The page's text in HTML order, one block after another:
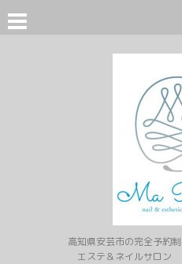
高知県安芸市の完全予約
エステ＆ネイルサロン